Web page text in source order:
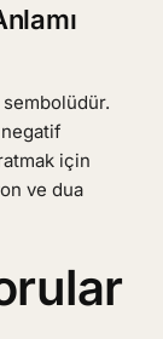
için
ve dua